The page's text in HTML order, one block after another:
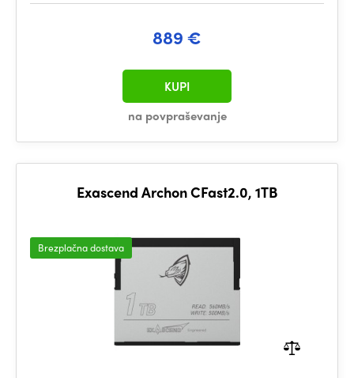
889 €
na povpraševanje
KUPI
Exascend Archon CFast2.0, 1TB
Brezplačna dostava